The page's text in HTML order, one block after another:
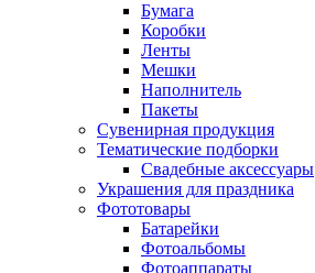
Бумага
Коробки
Ленты
Мешки
Наполнитель
Пакеты
Сувенирная продукция
Тематические подборки
Свадебные аксессуары
Украшения для праздника
Фототовары
Батарейки
Фотоальбомы
Фотоаппараты